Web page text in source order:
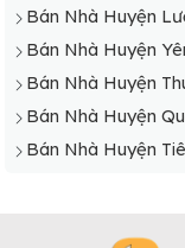
Bán Nhà Huyện
Bán Nhà Huyện
Bán Nhà Huyện
Bán Nhà Huyện
Bán Nhà Huyện